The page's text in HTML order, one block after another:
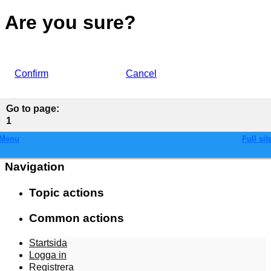
Are you sure?
Confirm Cancel
Go to page:
1
Full
Navigation
Topic actions
Common actions
Startsida
Logga in
Registrera